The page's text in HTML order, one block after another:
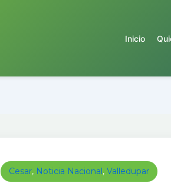
Inicio
Cesar, Noticia Nacional, Valledupar